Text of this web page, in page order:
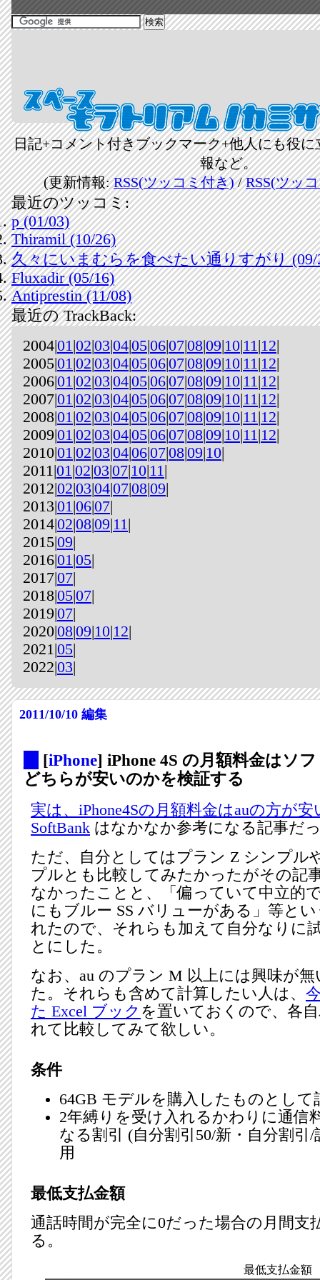
日記+コメント付きブックマーク+他人にも役
報など。
(更新情報:RSS(ツッコミ付き)/RSS(ツッ
最近のツッコミ:
p (01/03)
Thiramil (10/26)
久々にいまむらを食べたい通りすがり (09/
Fluxadir (05/16)
Antiprestin (11/08)
最近の TrackBack:
2004|01|02|03|04|05|06|07|08|09|10|11|12|
2005|01|02|03|04|05|06|07|08|09|10|11|12|
2006|01|02|03|04|05|06|07|08|09|10|11|12|
2007|01|02|03|04|05|06|07|08|09|10|11|12|
2008|01|02|03|04|05|06|07|08|09|10|11|12|
2009|01|02|03|04|05|06|07|08|09|10|11|12|
2010|01|02|03|04|06|07|08|09|10|
2011|01|02|03|07|10|11|
2012|02|03|04|07|08|09|
2013|01|06|07|
2014|02|08|09|11|
2015|09|
2016|01|05|
2017|07|
2018|05|07|
2019|07|
2020|08|09|10|12|
2021|05|
2022|03|
2011/10/10 編集
[iPhone] iPhone 4S の月額料金はソ
どちらが安いのかを検証する
実は、iPhone4Sの月額料金はauの方が安
SoftBank はなかなか参考になる記事だ
ただ、自分としてはプラン Z シンプル
プルとも比較してみたかったがその記
なかったことと、「偏っていて中立的
にもブルー SS バリューがある」等と
れたので、それらも加えて自分なりに
とにした。
なお、au のプラン M 以上には興味が
た。それらも含めて計算したい人は、
た Excel ブック を置いておくので、各
れて比較してみて欲しい。
条件
64GB モデルを購入したものとして
2年縛りを受け入れるかわりに通信
なる割引 (自分割引50/新・自分割引
用
最低支払金額
通話時間が完全に0だった場合の月間支
る。
最低支払金額